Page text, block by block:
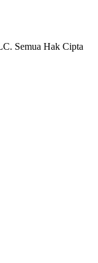
Semua Hak Cipta